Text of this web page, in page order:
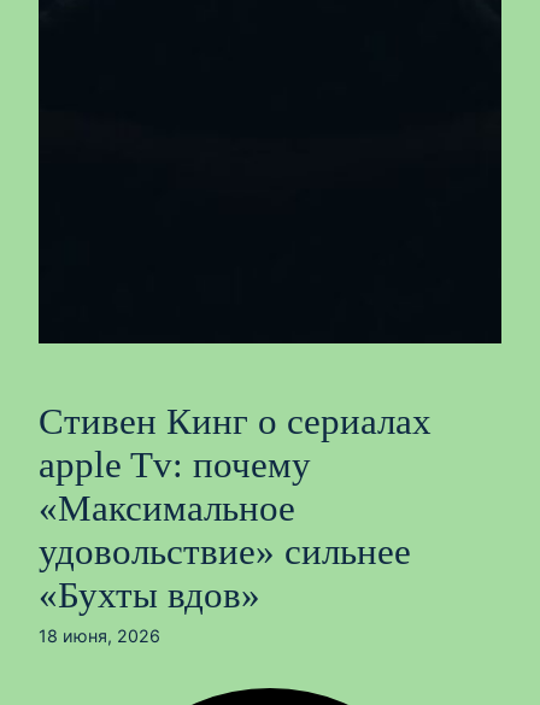
Стивен Кинг о сериалах
apple Tv: почему
«Максимальное
удовольствие» сильнее
«Бухты вдов»
18 июня, 2026